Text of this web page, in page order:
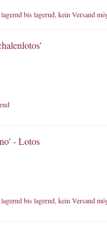
bis lagernd, kein Versand
- Lotos
bis lagernd, kein Versand